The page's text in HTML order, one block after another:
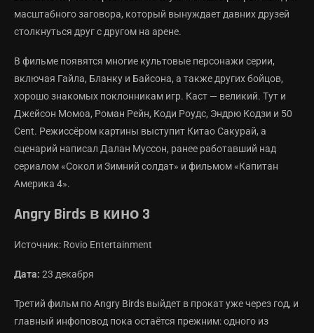
масштабного заговора, который вынуждает давних друзей
столкнуться друг с другом на арене.
В фильме появятся многие культовые персонажи серии,
включая Гайла, Бланку и Байсона, а также других бойцов,
хорошо знакомых поклонникам игр. Каст — великий. Тут и
Джейсон Момоа, Роман Рейн, Коди Роудс, Эндрю Кодзи и 50
Cent. Режиссёром картины выступит Китао Сакурай, а
сценарий написал Далан Муссон, ранее работавший над
сериалом «Сокол и Зимний солдат» и фильмом «Капитан
Америка 4».
Angry Birds в кино 3
Источник: Rovio Entertainment
Дата: 23 декабря
Третий фильм по Angry Birds выйдет в прокат уже через год, и
главный инфоповод пока остаётся прежним: одного из